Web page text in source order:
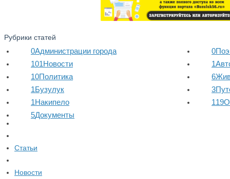
Рубрики статей
0Администрации города
101Новости
10Политика
1Бузулук
1Накипело
5Документы
0
1
6
3
119
Статьи
Новости